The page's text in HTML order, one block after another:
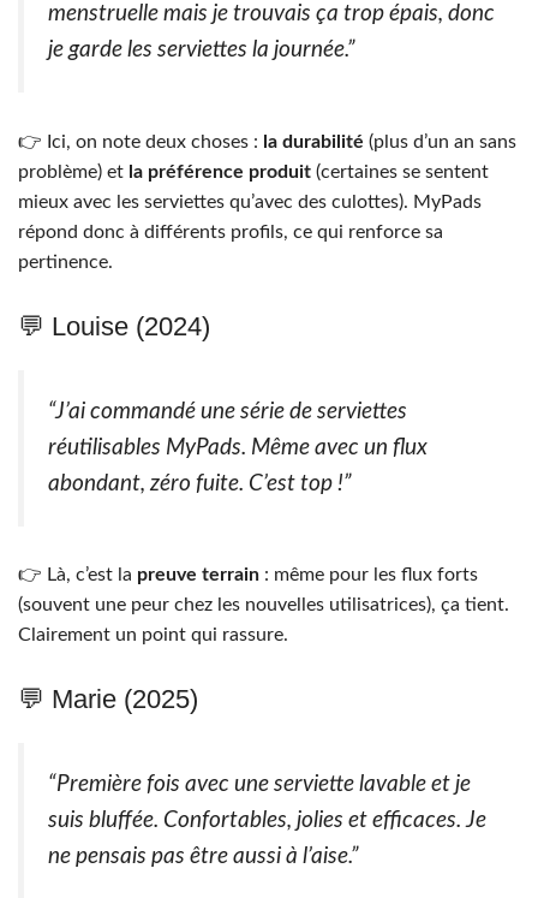
menstruelle mais je trouvais ça trop épais, donc
je garde les serviettes la journée.”
👉 Ici, on note deux choses : la durabilité (plus d’un an sans
problème) et la préférence produit (certaines se sentent
mieux avec les serviettes qu’avec des culottes). MyPads
répond donc à différents profils, ce qui renforce sa
pertinence.
💬 Louise (2024)
“J’ai commandé une série de serviettes
réutilisables MyPads. Même avec un flux
abondant, zéro fuite. C’est top !”
👉 Là, c’est la preuve terrain : même pour les flux forts
(souvent une peur chez les nouvelles utilisatrices), ça tient.
Clairement un point qui rassure.
💬 Marie (2025)
“Première fois avec une serviette lavable et je
suis bluffée. Confortables, jolies et efficaces. Je
ne pensais pas être aussi à l’aise.”